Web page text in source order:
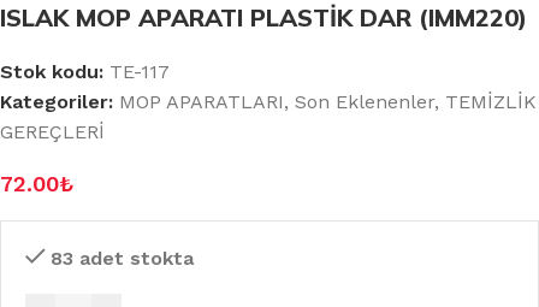
ISLAK MOP APARATI PLASTİK DAR (IMM220)
Stok kodu: TE-117
Kategoriler: MOP APARATLARI, Son Eklenenler, TEMİZLİK
GEREÇLERİ
72.00₺
83 adet stokta